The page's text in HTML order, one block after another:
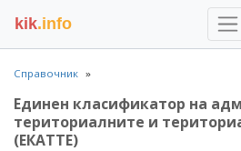
kik.info
Справочник
Единен класификатор на
териториалните и
(ЕКАТТЕ)